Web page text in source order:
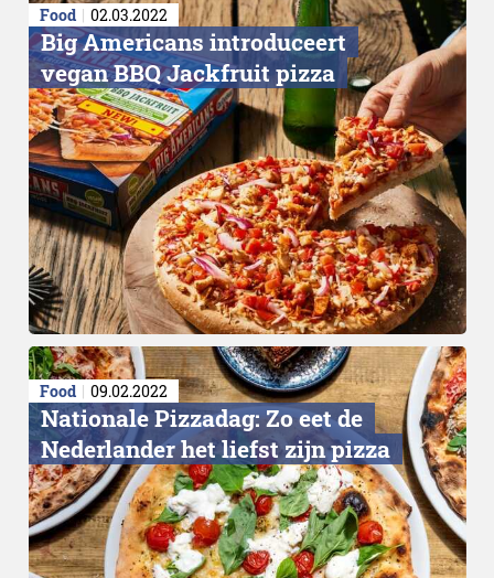
Food 02.03.2022
Big Americans introduceert
vegan BBQ Jackfruit pizza
Food 09.02.2022
Nationale Pizzadag: Zo eet de
Nederlander het liefst zijn pizza